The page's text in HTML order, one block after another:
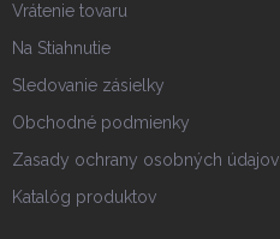
Vrátenie tovaru
Na Stiahnutie
Sledovanie zásielky
Obchodné podmienky
Zasady ochrany osobných údajov
Katalóg produktov